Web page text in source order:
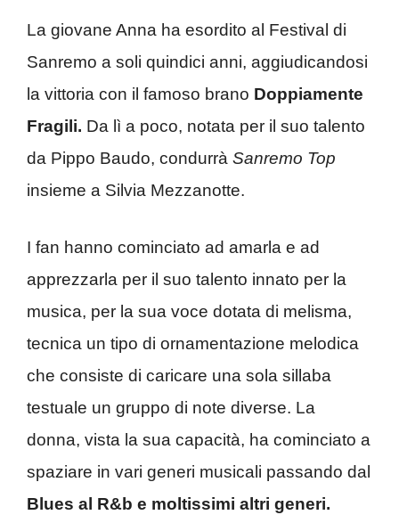
La giovane Anna ha esordito al Festival di
Sanremo a soli quindici anni, aggiudicandosi
la vittoria con il famoso brano Doppiamente
Fragili. Da lì a poco, notata per il suo talento
da Pippo Baudo, condurrà Sanremo Top
insieme a Silvia Mezzanotte.
I fan hanno cominciato ad amarla e ad
apprezzarla per il suo talento innato per la
musica, per la sua voce dotata di melisma,
tecnica un tipo di ornamentazione melodica
che consiste di caricare una sola sillaba
testuale un gruppo di note diverse. La
donna, vista la sua capacità, ha cominciato a
spaziare in vari generi musicali passando dal
Blues al R&b e moltissimi altri generi.